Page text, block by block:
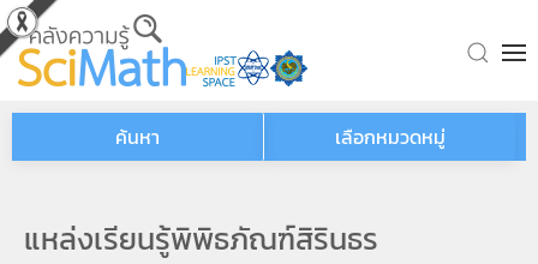
Skip to main content
ค้นหา เลือกหมวดหมู่
แหล่งเรียนรู้พิพิธภัณฑ์สิรินธร